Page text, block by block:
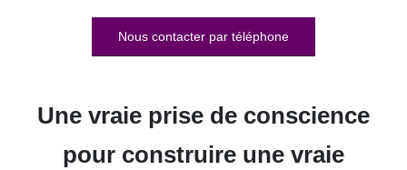
Nous contacter par téléphone
Une vraie prise de conscience
pour construire une vraie